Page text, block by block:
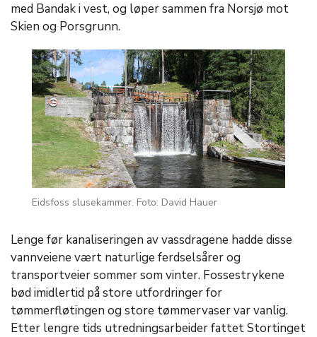
med Bandak i vest, og løper sammen fra Norsjø mot
Skien og Porsgrunn.
Eidsfoss slusekammer. Foto: David Hauer
Lenge før kanaliseringen av vassdragene hadde disse
vannveiene vært naturlige ferdselsårer og
transportveier sommer som vinter. Fossestrykene
bød imidlertid på store utfordringer for
tømmerfløtingen og store tømmervaser var vanlig.
Etter lengre tids utredningsarbeider fattet Stortinget